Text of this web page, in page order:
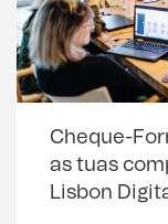
Cheque-
as tuas
Lisbon